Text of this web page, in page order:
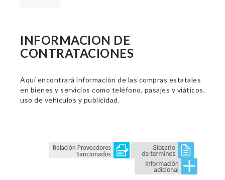
INFORMACION DE
CONTRATACIONES
Aquí encontrará información de las compras estatales
en bienes y servicios como teléfono, pasajes y viáticos,
uso de vehículos y publicidad.